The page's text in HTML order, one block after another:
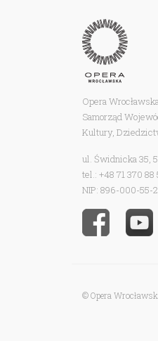
Opera
Samorząd
Kultury,
ul. Świdnicka 35,
tel.: +48 71 370 88
NIP: 896-000-55-
© Opera